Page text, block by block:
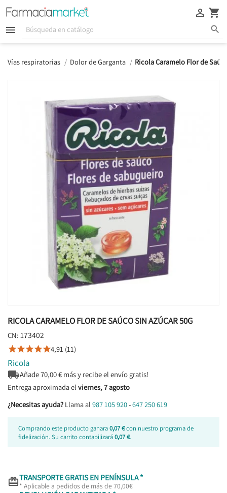
  
 
Vías respiratorias Dolor de Garganta Ricola Caramelo Flor de
RICOLA CARAMELO FLOR DE SAÚCO SIN AZÚCAR 50G
CN: 173402
4,91 (11)
Ricola
Añade70,00€ más y recibe el envío gratis!
Entrega aproximada el viernes, 7 agosto
¿Necesitas ayuda? Llama al 987 105 920-647 250 619
Comprando este producto ganara0,07 €con nuestro programa de
fidelización. Su carrito contabilizará0,07 €.
TRANSPORTE GRATIS EN PENÍNSULA *
* Aplicable a pedidos de más de 70,00€